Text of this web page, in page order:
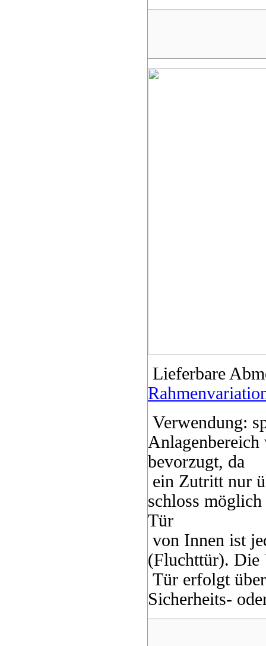
Lieferbare
Verwendung:
bevorzugt, da
ein Zutritt nur
schloss
Tür
von Innen ist
(Fluchttür). Die
Tür erfolgt
Sicherheits-